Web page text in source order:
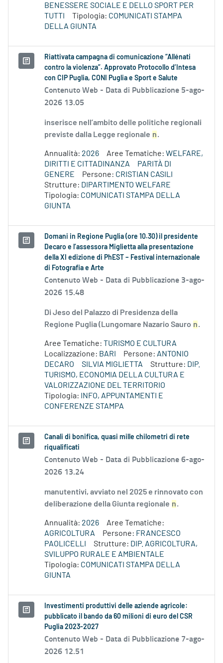
BENESSERE SOCIALE E DELLO SPORT PER
TUTTI
Tipologia: COMUNICATI STAMPA
DELLA GIUNTA
Riattivata campagna di comunicazione “Allénati
contro la violenza”. Approvato Protocollo d’Intesa
con CIP Puglia, CONI Puglia e Sport e Salute
Contenuto Web - Data di Pubblicazione 5-ago-
2026 13.05
inserisce nell’ambito delle politiche regionali
previste dalla Legge regionale n.
Annualità: 2026 Aree Tematiche: WELFARE,
DIRITTI E CITTADINANZA
PARITÀ DI
GENERE
Persone: CRISTIAN CASILI
Strutture: DIPARTIMENTO WELFARE
Tipologia: COMUNICATI STAMPA DELLA
GIUNTA
Domani in Regione Puglia (ore 10.30) il presidente
Decaro e l’assessora Miglietta alla presentazione
della XI edizione di PhEST – Festival internazionale
di Fotografia e Arte
Contenuto Web - Data di Pubblicazione 3-ago-
2026 15.48
Di Jeso del Palazzo di Presidenza della
Regione Puglia (Lungomare Nazario Sauro n.
Aree Tematiche: TURISMO E CULTURA
Localizzazione: BARI Persone: ANTONIO
DECARO
SILVIA MIGLIETTA Strutture: DIP.
TURISMO, ECONOMIA DELLA CULTURA E
VALORIZZAZIONE DEL TERRITORIO
Tipologia:
INFO, APPUNTAMENTI E
CONFERENZE STAMPA
Canali di bonifica, quasi mille chilometri di rete
riqualificati
Contenuto Web - Data di Pubblicazione 6-ago-
2026 13.24
manutentivi, avviato nel 2025 e rinnovato con
deliberazione della Giunta regionale n.
Annualità: 2026
Aree Tematiche:
AGRICOLTURA
Persone: FRANCESCO
PAOLICELLI
Strutture: DIP. AGRICOLTURA,
SVILUPPO RURALE E AMBIENTALE
Tipologia: COMUNICATI STAMPA DELLA
GIUNTA
Investimenti produttivi delle aziende agricole:
pubblicato il bando da 60 milioni di euro del CSR
Puglia 2023-2027
Contenuto Web - Data di Pubblicazione 7-ago-
2026 12.51